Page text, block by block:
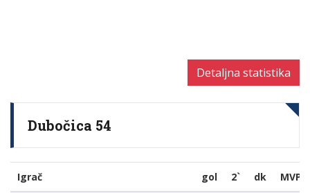
Detaljna statistika
Dubočica 54
Igrač gol 2` dk MVP